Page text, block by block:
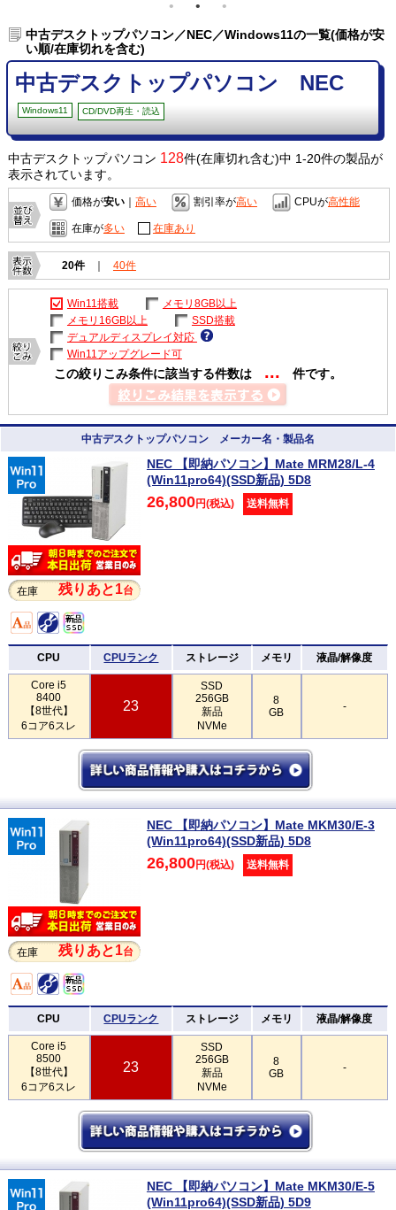
中古デスクトップパソコン／NEC／Windows11の一覧(価格が安
い順/在庫切れを含む)
中古デスクトップパソコン NEC
Windows11 CD/DVD再生・読込
中古デスクトップパソコン 128件(在庫切れ含む)中 1-20件の製品が
表示されています。
価格が安い｜ 高い 割引率が高い CPUが高性能
在庫が多い 在庫あり
20件 ｜ 40件
Win11搭載
メモリ8GB以上
メモリ16GB以上
SSD搭載
デュアルディスプレイ対応
Win11アップグレード可
この絞りこみ条件に該当する件数は ... 件です。
中古デスクトップパソコン メーカー名・製品名
在庫 残りあと1台
NEC 【即納パソコン】Mate MRM28/L-4
(Win11pro64)(SSD新品) 5D8
26,800円(税込) 送料無料
CPU CPUランク ストレージ メモリ 液晶/解像度
Core i5
8400
【8世代】
6コア6スレ
23
SSD
256GB
新品
NVMe
8
GB
-
在庫 残りあと1台
NEC 【即納パソコン】Mate MKM30/E-3
(Win11pro64)(SSD新品) 5D8
26,800円(税込) 送料無料
CPU CPUランク ストレージ メモリ 液晶/解像度
Core i5
8500
【8世代】
6コア6スレ
23
SSD
256GB
新品
NVMe
8
GB
-
NEC 【即納パソコン】Mate MKM30/E-5
(Win11pro64)(SSD新品) 5D9